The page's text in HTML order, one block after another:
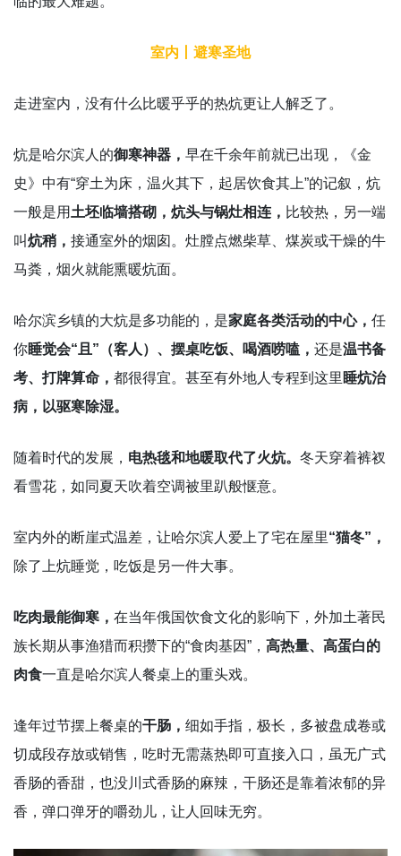
室内丨避寒圣地
走进室内，没有什么比暖乎乎的热炕更让人解乏了。
炕是哈尔滨人的御寒神器， 早在千余年前就已出现，《金
史》中有“穿土为床，温火其下，起居饮食其上”的记叙，炕
一般是用 土坯临墙搭砌，炕头与锅灶相连， 比较热，另一端
叫炕稍， 接通室外的烟囱。灶膛点燃柴草、煤炭或干燥的牛
马粪，烟火就能熏暖炕面。
哈尔滨乡镇的大炕是多功能的，是家庭各类活动的中心， 任
你睡觉会“且”（客人）、摆桌吃饭、喝酒唠嗑， 还是温书备
考、打牌算命， 都很得宜。甚至有外地人专程到这里 睡炕治
病，以驱寒除湿。
随着时代的发展， 电热毯和地暖取代了火炕。 冬天穿着裤衩
看雪花，如同夏天吹着空调被里趴般惬意。
室内外的断崖式温差，让哈尔滨人爱上了宅在屋里“猫冬”，
除了上炕睡觉，吃饭是另一件大事。
吃肉最能御寒， 在当年俄国饮食文化的影响下，外加土著民
族长期从事渔猎而积攒下的“食肉基因”， 高热量、高蛋白的
肉食一直是哈尔滨人餐桌上的重头戏。
逢年过节摆上餐桌的干肠， 细如手指，极长，多被盘成卷或
切成段存放或销售，吃时无需蒸热即可直接入口，虽无广式
香肠的香甜，也没川式香肠的麻辣，干肠还是靠着浓郁的异
香，弹口弹牙的嚼劲儿，让人回味无穷。